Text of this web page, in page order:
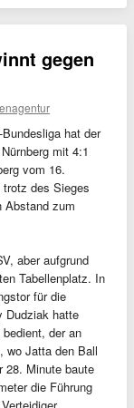
gegen
hat der
mit 4:1
vom 16.
des Sieges
Abstand zum
aber aufgrund
Tabellenplatz. In
für die
Dudziak hatte
der an
wo Jatta den Ball
Minute baute
die Führung